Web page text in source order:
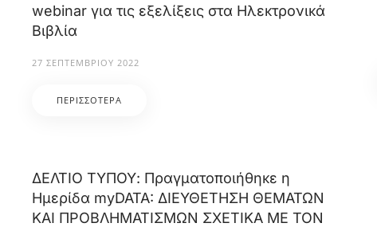
webinar για τις εξελίξεις στα Ηλεκτρονικά
Βιβλία
27 ΣΕΠΤΕΜΒΡΊΟΥ 2022
ΠΕΡΙΣΣΌΤΕΡΑ
ΔΕΛΤΙΟ ΤΥΠΟΥ: Πραγματοποιήθηκε η
Ημερίδα myDATA: ΔΙΕΥΘΕΤΗΣΗ ΘΕΜΑΤΩΝ
ΚΑΙ ΠΡΟΒΛΗΜΑΤΙΣΜΩΝ ΣΧΕΤΙΚΑ ΜΕ ΤΟΝ